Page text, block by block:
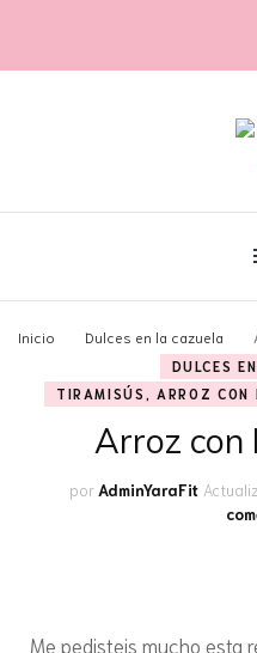
Yara fit
Inicio Dulces en la cazuela
DULCES
TIRAMISÚS, ARROZ CON
Arroz con
por AdminYaraFit
Me pedisteis mucho esta